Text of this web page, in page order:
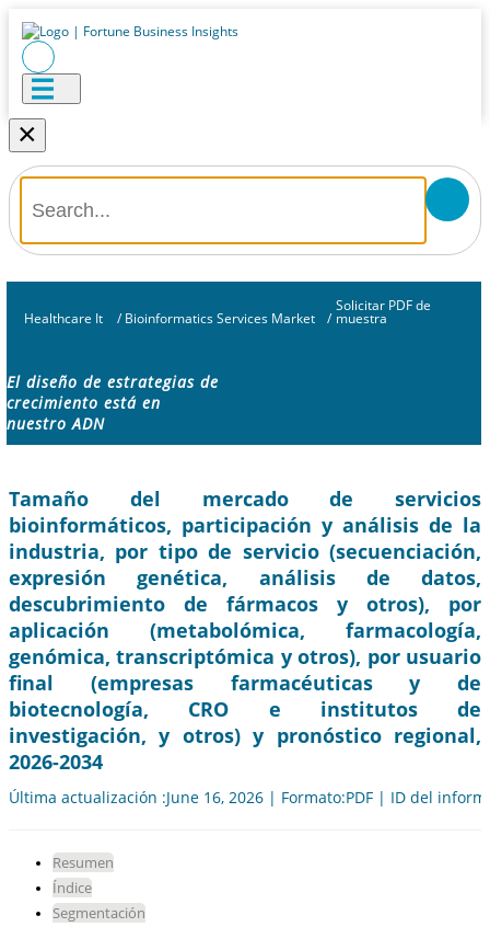
×
Healthcare It / Bioinformatics Services Market /
Solicitar PDF de
muestra
El diseño de estrategias de
crecimiento está en
nuestro ADN
Tamaño del mercado de servicios
bioinformáticos, participación y análisis de la
industria, por tipo de servicio (secuenciación,
expresión genética, análisis de datos,
descubrimiento de fármacos y otros), por
aplicación (metabolómica, farmacología,
genómica, transcriptómica y otros), por usuario
final (empresas farmacéuticas y de
biotecnología, CRO e institutos de
investigación, y otros) y pronóstico regional,
2026-2034
Última actualización :June 16, 2026 | Formato:PDF | ID del
Resumen
Índice
Segmentación